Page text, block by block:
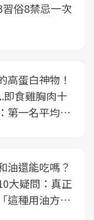
俗8禁忌一次
高蛋白神物！
即食雞胸肉十
第一名平均一
油還能吃嗎？
大疑問：真正
這種用油方